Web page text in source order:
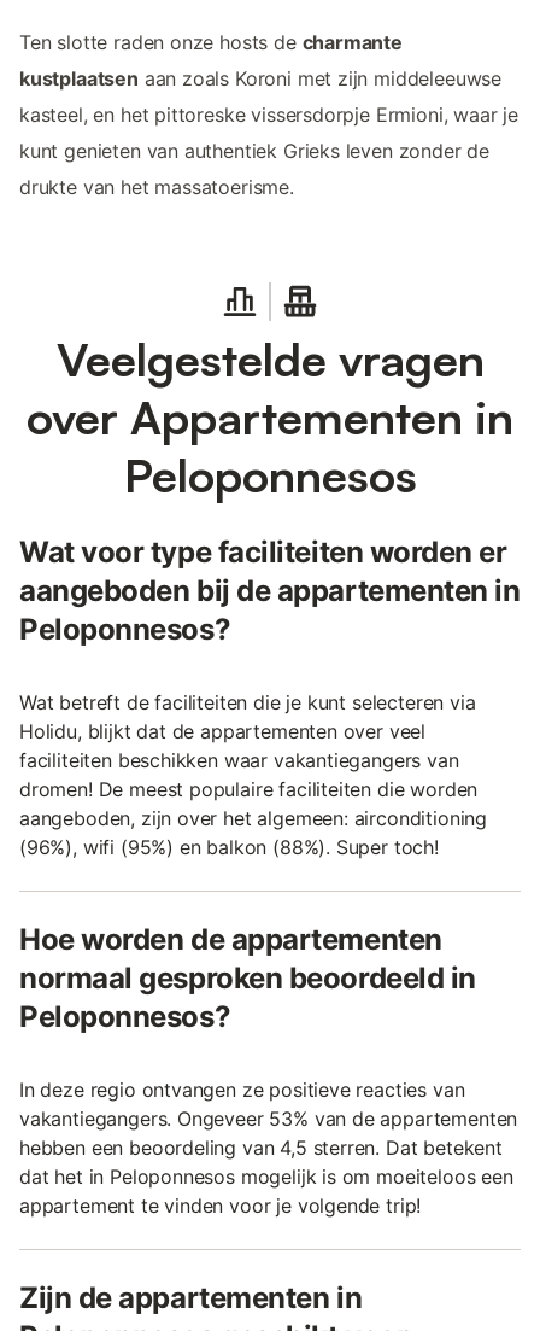
Ten slotte raden onze hosts de charmante
kustplaatsen aan zoals Koroni met zijn middeleeuwse
kasteel, en het pittoreske vissersdorpje Ermioni, waar je
kunt genieten van authentiek Grieks leven zonder de
drukte van het massatoerisme.
Veelgestelde vragen
over Appartementen in
Peloponnesos
Wat voor type faciliteiten worden er
aangeboden bij de appartementen in
Peloponnesos?
Wat betreft de faciliteiten die je kunt selecteren via
Holidu, blijkt dat de appartementen over veel
faciliteiten beschikken waar vakantiegangers van
dromen! De meest populaire faciliteiten die worden
aangeboden, zijn over het algemeen: airconditioning
(96%), wifi (95%) en balkon (88%). Super toch!
Hoe worden de appartementen
normaal gesproken beoordeeld in
Peloponnesos?
In deze regio ontvangen ze positieve reacties van
vakantiegangers. Ongeveer 53% van de appartementen
hebben een beoordeling van 4,5 sterren. Dat betekent
dat het in Peloponnesos mogelijk is om moeiteloos een
appartement te vinden voor je volgende trip!
Zijn de appartementen in